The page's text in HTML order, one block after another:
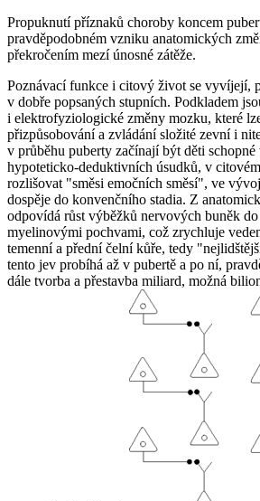
Propuknutí příznaků choroby koncem
pravděpodobném vzniku anatomických
překročením mezí únosné zátěže.
Poznávací funkce i citový život se vyvíjejí,
v dobře popsaných stupních. Podkladem
i elektrofyziologické změny mozku, které
přizpůsobování a zvládání složité zevní i
v průběhu puberty začínají být děti schopné
hypoteticko-deduktivních úsudků, v
rozlišovat "směsi emočních směsí", ve
dospěje do konvenčního stadia. Z
odpovídá růst výběžků nervových buněk
myelinovými pochvami, což zrychluje
temenní a přední čelní kůře, tedy
tento jev probíhá až v pubertě a po ní,
dále tvorba a přestavba miliard, možná